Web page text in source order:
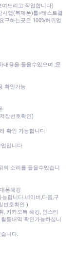
드리고 작업합니다)
시앱(복제폰)툴+테스트결
구하는곳은 100%허위업
용을 들을수있으며 ;문
확인가능
장번호확인)
확인 가능합니다
입니다
소리를 들을수있습니
폰해킹
합니다.네이버,다음,구
번호확인 )
, 카카오톡 해킹, 인스타
동내역 확인가능하십니
니다.